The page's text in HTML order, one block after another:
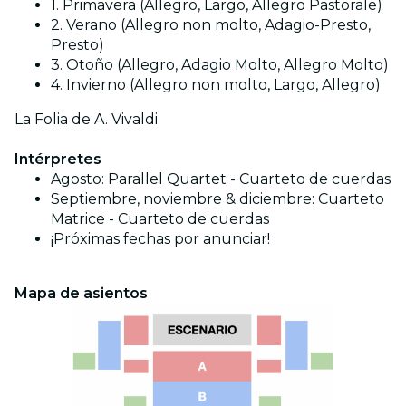
1. Primavera (Allegro, Largo, Allegro Pastorale)
2. Verano (Allegro non molto, Adagio-Presto,
Presto)
3. Otoño (Allegro, Adagio Molto, Allegro Molto)
4. Invierno (Allegro non molto, Largo, Allegro)
La Folia de A. Vivaldi
Intérpretes
Agosto: Parallel Quartet - Cuarteto de cuerdas
Septiembre, noviembre & diciembre: Cuarteto
Matrice - Cuarteto de cuerdas
¡Próximas fechas por anunciar!
Mapa de asientos